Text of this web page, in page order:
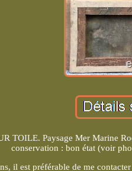
TOILE. Paysage Mer Marine
conservation : bon état (voir
il est préférable de me